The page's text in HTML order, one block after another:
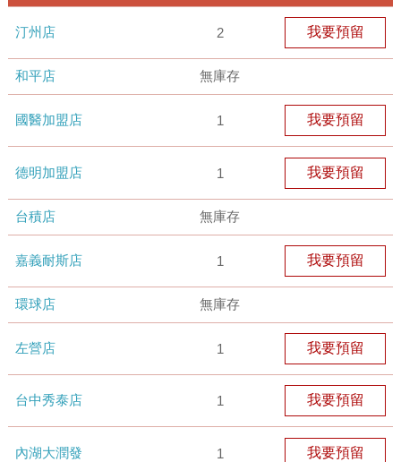
汀州店 2 我要預留
和平店 無庫存
國醫加盟店 1 我要預留
德明加盟店 1 我要預留
台積店 無庫存
嘉義耐斯店 1 我要預留
環球店 無庫存
左營店 1 我要預留
台中秀泰店 1 我要預留
內湖大潤發 1 我要預留